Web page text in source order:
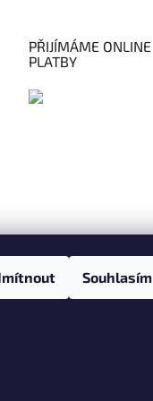
Souhlasím
PŘIJÍMÁME ONLINE
PLATBY